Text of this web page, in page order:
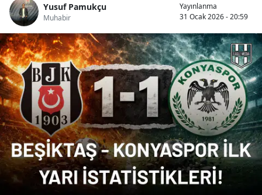
Yusuf Pamukçu
Muhabir
Yayınlanma
31 Ocak 2026 - 20:59